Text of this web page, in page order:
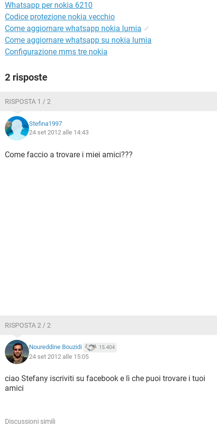
Whatsapp per nokia 6210
Codice protezione nokia vecchio
Come aggiornare whatsapp nokia lumia ✓
Come aggiornare whatsapp su nokia lumia
Configurazione mms tre nokia
2 risposte
RISPOSTA 1 / 2
Stefina1997
24 set 2012 alle 14:43
Come faccio a trovare i miei amici???
RISPOSTA 2 / 2
Noureddine Bouzidi 15.404
24 set 2012 alle 15:05
ciao Stefany iscriviti su facebook e lì che puoi trovare i tuoi
amici
Discussioni simili